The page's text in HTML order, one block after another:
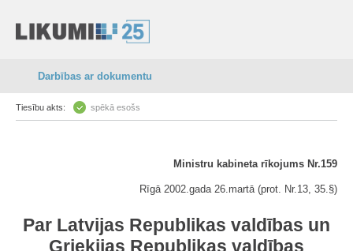
Darbības ar dokumentu
Tiesību akts: spēkā esošs
Ministru kabineta rīkojums Nr.159
Rīgā 2002.gada 26.martā (prot. Nr.13, 35.§)
Par Latvijas Republikas valdības un
Grieķijas Republikas valdības